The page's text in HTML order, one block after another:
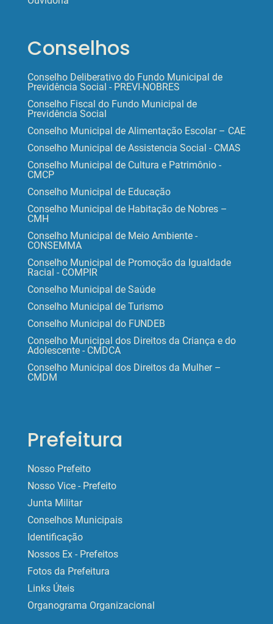
Conselhos
Conselho Deliberativo do Fundo Municipal de
Previdência Social - PREVI-NOBRES
Conselho Fiscal do Fundo Municipal de
Previdência Social
Conselho Municipal de Alimentação Escolar – CAE
Conselho Municipal de Assistencia Social - CMAS
Conselho Municipal de Cultura e Patrimônio -
CMCP
Conselho Municipal de Educação
Conselho Municipal de Habitação de Nobres –
CMH
Conselho Municipal de Meio Ambiente -
CONSEMMA
Conselho Municipal de Promoção da Igualdade
Racial - COMPIR
Conselho Municipal de Saúde
Conselho Municipal de Turismo
Conselho Municipal do FUNDEB
Conselho Municipal dos Direitos da Criança e do
Adolescente - CMDCA
Conselho Municipal dos Direitos da Mulher –
CMDM
Prefeitura
Nosso Prefeito
Nosso Vice - Prefeito
Junta Militar
Conselhos Municipais
Identificação
Nossos Ex - Prefeitos
Fotos da Prefeitura
Links Úteis
Organograma Organizacional